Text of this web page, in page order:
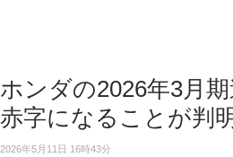
ホンダの2026年3月
赤字になることが判
2026年5月11日 16時43分